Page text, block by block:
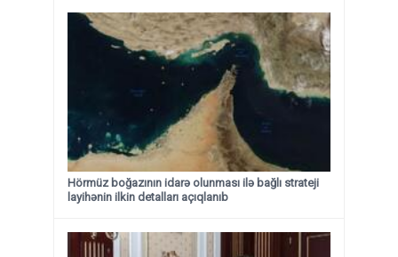
Hörmüz boğazının idarə olunması ilə bağlı strateji
layihənin ilkin detalları açıqlanıb